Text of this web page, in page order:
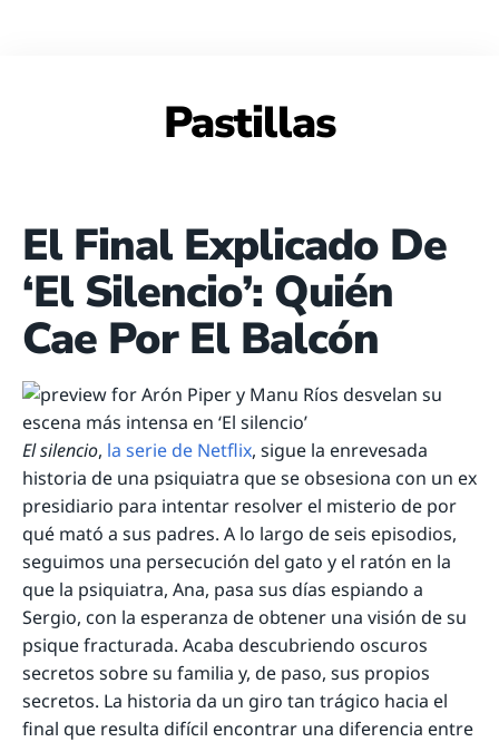
Pastillas
El Final Explicado De
‘El Silencio’: Quién
Cae Por El Balcón
El silencio, la serie de Netflix, sigue la enrevesada
historia de una psiquiatra que se obsesiona con un ex
presidiario para intentar resolver el misterio de por
qué mató a sus padres. A lo largo de seis episodios,
seguimos una persecución del gato y el ratón en la
que la psiquiatra, Ana, pasa sus días espiando a
Sergio, con la esperanza de obtener una visión de su
psique fracturada. Acaba descubriendo oscuros
secretos sobre su familia y, de paso, sus propios
secretos. La historia da un giro tan trágico hacia el
final que resulta difícil encontrar una diferencia entre